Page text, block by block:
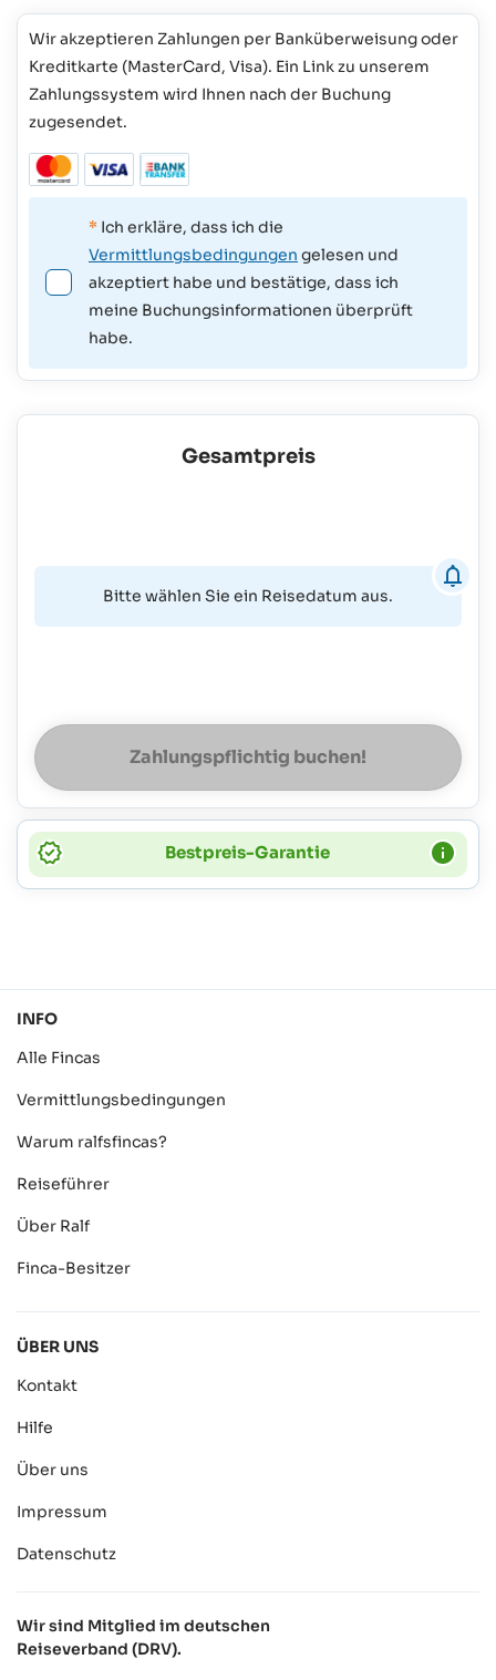
Wir akzeptieren Zahlungen per Banküberweisung oder
Kreditkarte (MasterCard, Visa). Ein Link zu unserem
Zahlungssystem wird Ihnen nach der Buchung
zugesendet.
* Ich erkläre, dass ich die
Vermittlungsbedingungen gelesen und
akzeptiert habe und bestätige, dass ich
meine Buchungsinformationen überprüft
habe.
Gesamtpreis
Bitte wählen Sie ein Reisedatum aus.
Zahlungspflichtig buchen!
Bestpreis-Garantie
INFO
Alle Fincas
Vermittlungsbedingungen
Warum ralfsfincas?
Reiseführer
Über Ralf
Finca-Besitzer
ÜBER UNS
Kontakt
Hilfe
Über uns
Impressum
Datenschutz
Wir sind Mitglied im deutschen
Reiseverband (DRV).